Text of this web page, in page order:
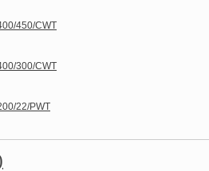
450/CWT
300/CWT
22/PWT